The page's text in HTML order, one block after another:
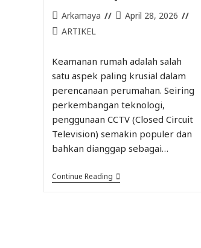
Arkamaya
April 28, 2026
ARTIKEL
Keamanan rumah adalah salah
satu aspek paling krusial dalam
perencanaan perumahan. Seiring
perkembangan teknologi,
penggunaan CCTV (Closed Circuit
Television) semakin populer dan
bahkan dianggap sebagai…
Continue Reading